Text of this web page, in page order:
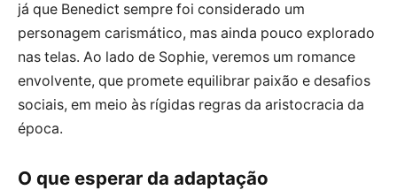
já que Benedict sempre foi considerado um
personagem carismático, mas ainda pouco explorado
nas telas. Ao lado de Sophie, veremos um romance
envolvente, que promete equilibrar paixão e desafios
sociais, em meio às rígidas regras da aristocracia da
época.
O que esperar da adaptação